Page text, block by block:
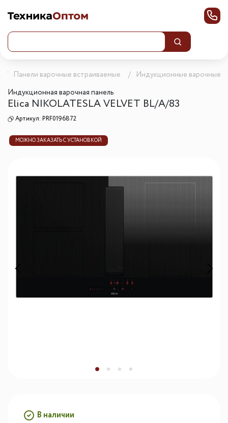
Панели варочные встраиваемые
Индукционные варочные
Индукционная варочная панель
Elica NIKOLATESLA VELVET BL/A/83
Артикул: PRF0196872
МОЖНО ЗАКАЗАТЬ С УСТАНОВКОЙ
В наличии